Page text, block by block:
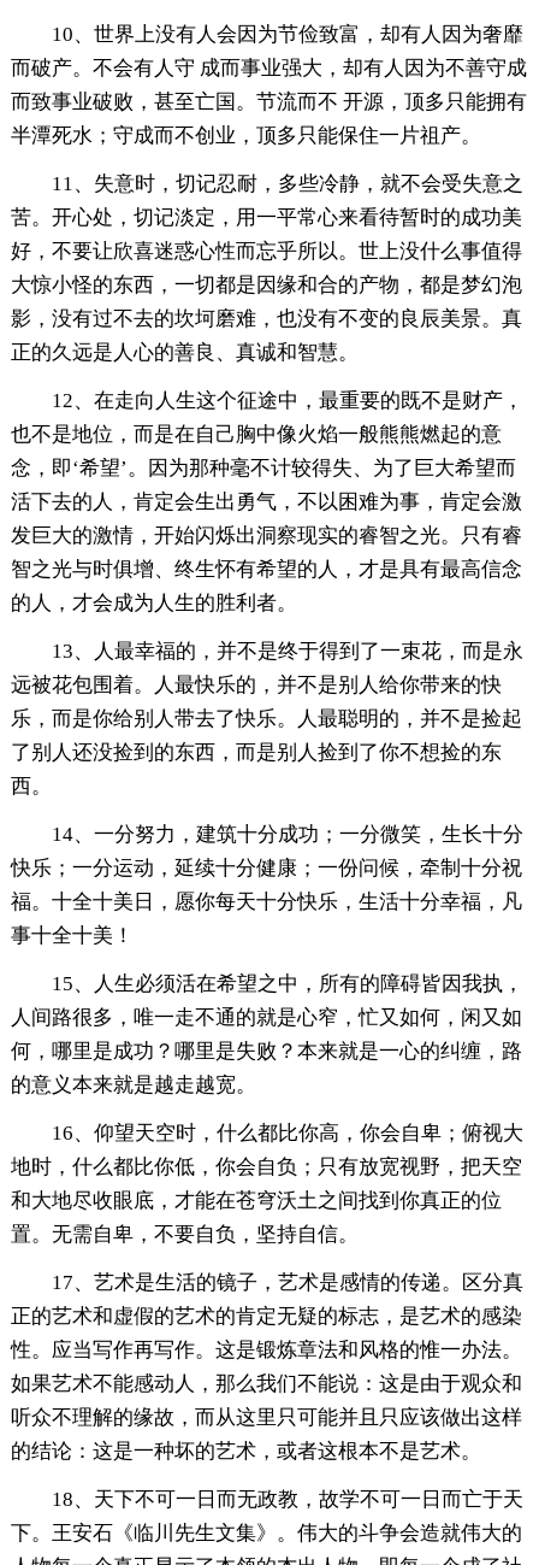
10、世界上没有人会因为节俭致富，却有人因为奢靡
而破产。不会有人守 成而事业强大，却有人因为不善守成
而致事业破败，甚至亡国。节流而不 开源，顶多只能拥有
半潭死水；守成而不创业，顶多只能保住一片祖产。
11、失意时，切记忍耐，多些冷静，就不会受失意之
苦。开心处，切记淡定，用一平常心来看待暂时的成功美
好，不要让欣喜迷惑心性而忘乎所以。世上没什么事值得
大惊小怪的东西，一切都是因缘和合的产物，都是梦幻泡
影，没有过不去的坎坷磨难，也没有不变的良辰美景。真
正的久远是人心的善良、真诚和智慧。
12、在走向人生这个征途中，最重要的既不是财产，
也不是地位，而是在自己胸中像火焰一般熊熊燃起的意
念，即‘希望’。因为那种毫不计较得失、为了巨大希望而
活下去的人，肯定会生出勇气，不以困难为事，肯定会激
发巨大的激情，开始闪烁出洞察现实的睿智之光。只有睿
智之光与时俱增、终生怀有希望的人，才是具有最高信念
的人，才会成为人生的胜利者。
13、人最幸福的，并不是终于得到了一束花，而是永
远被花包围着。人最快乐的，并不是别人给你带来的快
乐，而是你给别人带去了快乐。人最聪明的，并不是捡起
了别人还没捡到的东西，而是别人捡到了你不想捡的东
西。
14、一分努力，建筑十分成功；一分微笑，生长十分
快乐；一分运动，延续十分健康；一份问候，牵制十分祝
福。十全十美日，愿你每天十分快乐，生活十分幸福，凡
事十全十美！
15、人生必须活在希望之中，所有的障碍皆因我执，
人间路很多，唯一走不通的就是心窄，忙又如何，闲又如
何，哪里是成功？哪里是失败？本来就是一心的纠缠，路
的意义本来就是越走越宽。
16、仰望天空时，什么都比你高，你会自卑；俯视大
地时，什么都比你低，你会自负；只有放宽视野，把天空
和大地尽收眼底，才能在苍穹沃土之间找到你真正的位
置。无需自卑，不要自负，坚持自信。
17、艺术是生活的镜子，艺术是感情的传递。区分真
正的艺术和虚假的艺术的肯定无疑的标志，是艺术的感染
性。应当写作再写作。这是锻炼章法和风格的惟一办法。
如果艺术不能感动人，那么我们不能说：这是由于观众和
听众不理解的缘故，而从这里只可能并且只应该做出这样
的结论：这是一种坏的艺术，或者这根本不是艺术。
18、天下不可一日而无政教，故学不可一日而亡于天
下。王安石《临川先生文集》。伟大的斗争会造就伟大的